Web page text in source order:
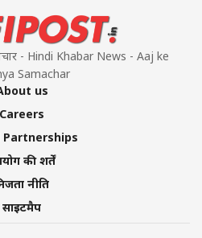
- Hindi Khabar News - Aaj ke
Samachar
us
Careers
Partnerships
की शर्तें
नीति
साइटमैप